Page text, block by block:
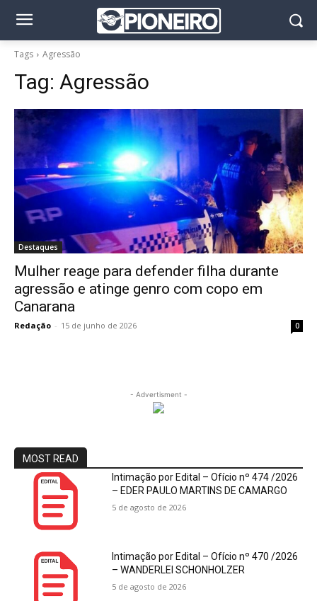
Tags Agressão
Tag: Agressão
Destaques
Mulher reage para defender filha durante
agressão e atinge genro com copo em
Canarana
Redação - 15 de junho de 2026 0
- Advertisment -
MOST READ
Intimação por Edital – Ofício nº 474 /2026
– EDER PAULO MARTINS DE CAMARGO
5 de agosto de 2026
Intimação por Edital – Ofício nº 470 /2026
– WANDERLEI SCHONHOLZER
5 de agosto de 2026